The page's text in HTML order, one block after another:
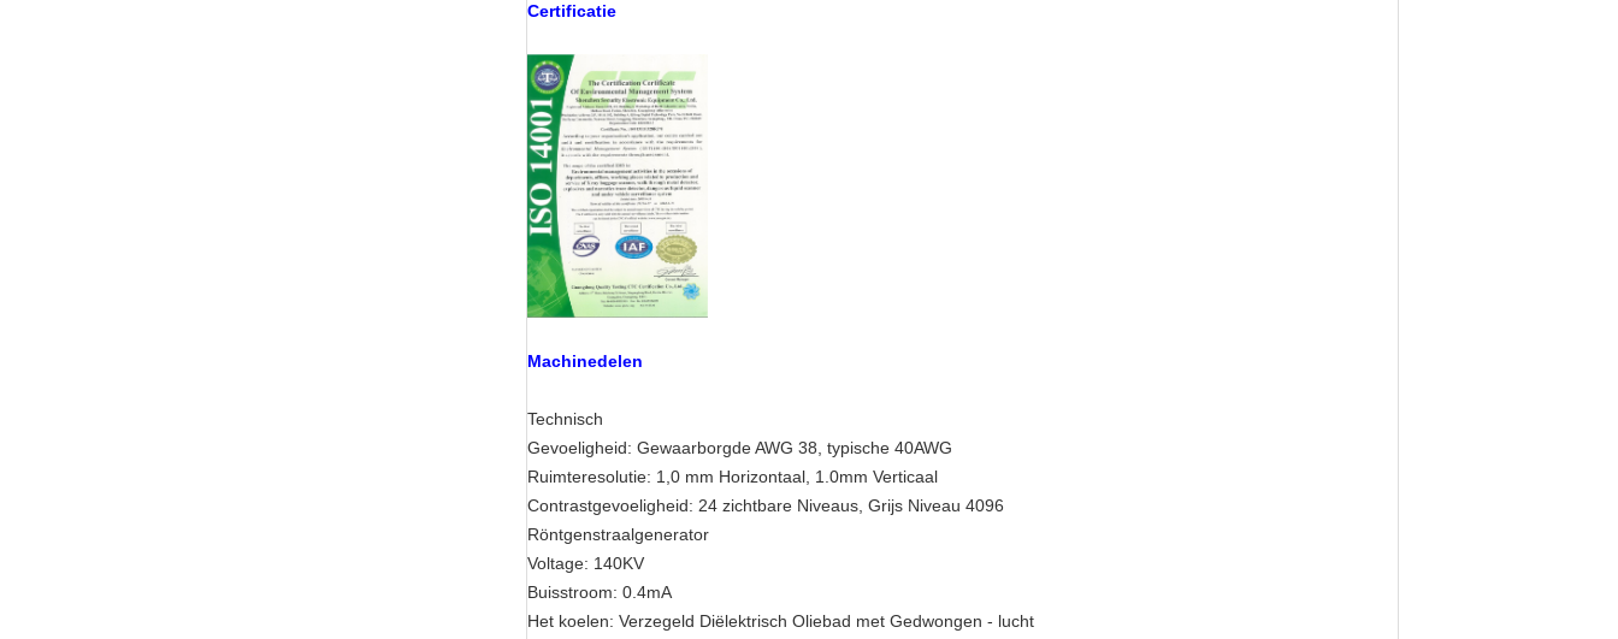
Certificatie
Machinedelen
Technisch
Gevoeligheid: Gewaarborgde AWG 38, typische 40AWG
Ruimteresolutie: 1,0 mm Horizontaal, 1.0mm Verticaal
Contrastgevoeligheid: 24 zichtbare Niveaus, Grijs Niveau 4096
Röntgenstraalgenerator
Voltage: 140KV
Buisstroom: 0.4mA
Het koelen: Verzegeld Diëlektrisch Oliebad met Gedwongen - lucht